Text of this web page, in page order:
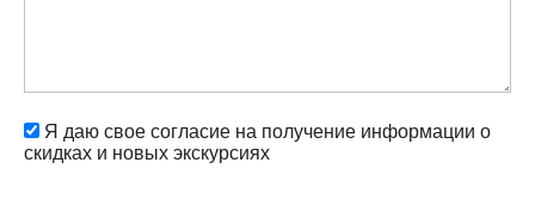
Я даю свое согласие на получение информации о
скидках и новых экскурсиях